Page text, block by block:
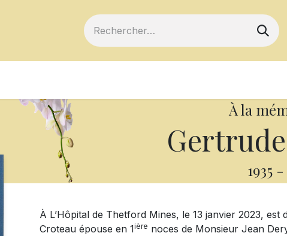
À la
1935 -
À L’Hôpital de Thetford Mines, le 13 janvier 2023, est
Croteau épouse en 1ière noces de Monsieur Jean